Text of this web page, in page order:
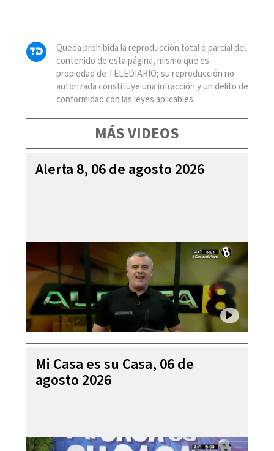
Queda prohibida la reproducción total o parcial del
contenido de esta página, mismo que es
propiedad de TELEDIARIO; su reproducción no
autorizada constituye una infracción y un delito de
conformidad con las leyes aplicables.
MÁS VIDEOS
Alerta 8, 06 de agosto 2026
Mi Casa es su Casa, 06 de
agosto 2026